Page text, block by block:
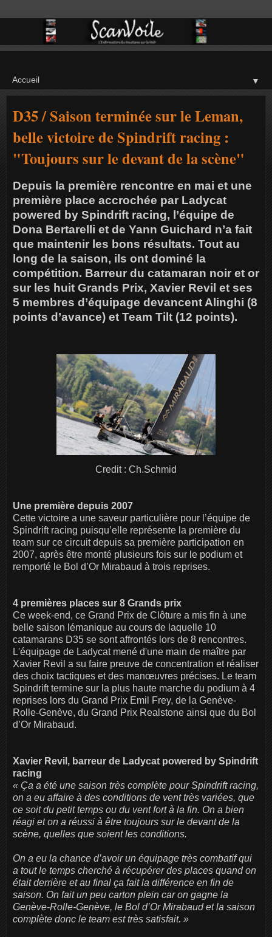
▼
D35 / Saison terminée sur le Leman,
belle victoire de Spindrift racing :
"Toujours sur le devant de la scène"
Depuis la première rencontre en mai et une
première place accrochée par Ladycat
powered by Spindrift racing, l’équipe de
Dona Bertarelli et de Yann Guichard n’a fait
que maintenir les bons résultats. Tout au
long de la saison, ils ont dominé la
compétition. Barreur du catamaran noir et or
sur les huit Grands Prix, Xavier Revil et ses
5 membres d’équipage devancent Alinghi (8
points d’avance) et Team Tilt (12 points).
Credit : Ch.Schmid
Une première depuis 2007
Cette victoire a une saveur particulière pour l’équipe de
Spindrift racing puisqu’elle représente la première du
team sur ce circuit depuis sa première participation en
2007, après être monté plusieurs fois sur le podium et
remporté le Bol d’Or Mirabaud à trois reprises.
4 premières places sur 8 Grands prix
Ce week-end, ce Grand Prix de Clôture a mis fin à une
belle saison lémanique au cours de laquelle 10
catamarans D35 se sont affrontés lors de 8 rencontres.
L'équipage de Ladycat mené d'une main de maître par
Xavier Revil a su faire preuve de concentration et réaliser
des choix tactiques et des manœuvres précises. Le team
Spindrift termine sur la plus haute marche du podium à 4
reprises lors du Grand Prix Emil Frey, de la Genève-
Rolle-Genève, du Grand Prix Realstone ainsi que du Bol
d’Or Mirabaud.
Xavier Revil, barreur de Ladycat powered by Spindrift
racing
« Ça a été une saison très complète pour Spindrift racing,
on a eu affaire à des conditions de vent très variées, que
ce soit du petit temps ou du vent fort à la fin. On a bien
réagi et on a réussi à être toujours sur le devant de la
scène, quelles que soient les conditions.
On a eu la chance d’avoir un équipage très combatif qui
a tout le temps cherché à récupérer des places quand on
était derrière et au final ça fait la différence en fin de
saison. On fait un peu carton plein car on gagne la
Genève-Rolle-Genève, le Bol d’Or Mirabaud et la saison
complète donc le team est très satisfait. »